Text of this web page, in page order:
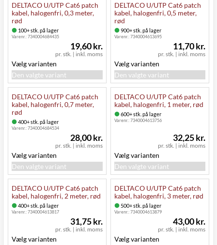
DELTACO U/UTP Cat6 patch
kabel, halogenfri, 0,3 meter,
rød
100+ stk. på lager
Varenr.:7340004684435
pr. stk. | inkl. moms
19,60 kr.
Vælg varianten
Den valgte variant
DELTACO U/UTP Cat6 patch
kabel, halogenfri, 0,5 meter,
rød
900+ stk. på lager
Varenr.:7340004613695
pr. stk. | inkl. moms
11,70 kr.
Vælg varianten
Den valgte variant
DELTACO U/UTP Cat6 patch
kabel, halogenfri, 0,7 meter,
rød
400+ stk. på lager
Varenr.:7340004684534
pr. stk. | inkl. moms
28,00 kr.
Vælg varianten
Den valgte variant
DELTACO U/UTP Cat6 patch
kabel, halogenfri, 1 meter, rød
600+ stk. på lager
Varenr.:7340004613756
pr. stk. | inkl. moms
32,25 kr.
Vælg varianten
Den valgte variant
DELTACO U/UTP Cat6 patch
kabel, halogenfri, 2 meter, rød
400+ stk. på lager
Varenr.:7340004613817
pr. stk. | inkl. moms
31,75 kr.
Vælg varianten
DELTACO U/UTP Cat6 patch
kabel, halogenfri, 3 meter, rød
500+ stk. på lager
Varenr.:7340004613879
pr. stk. | inkl. moms
43,00 kr.
Vælg varianten